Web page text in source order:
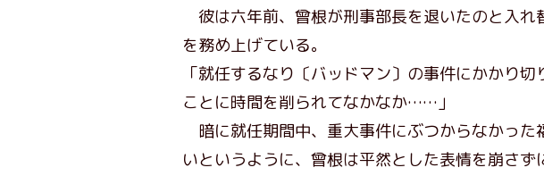
彼は六年前、曾根が刑事部長を退いたのと入
を務め上げている。
「就任するなり〔バッドマン〕の事件にかかり
ことに時間を削られてなかなか……」
暗に就任期間中、重大事件にぶつからなかっ
いというように、曾根は平然とした表情を崩さず